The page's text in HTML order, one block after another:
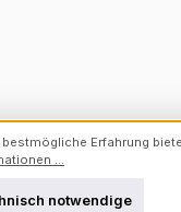
Erfahrung
...
notwendige